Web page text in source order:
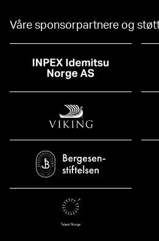
Våre sponsorpartnere og